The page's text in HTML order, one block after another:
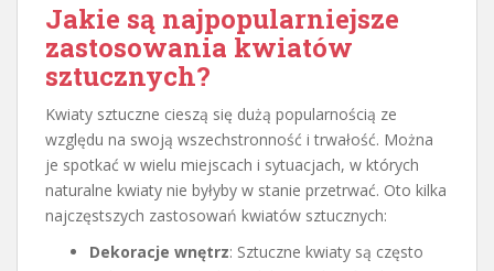
Jakie są najpopularniejsze
zastosowania kwiatów
sztucznych?
Kwiaty sztuczne cieszą się dużą popularnością ze
względu na swoją wszechstronność i trwałość. Można
je spotkać w wielu miejscach i sytuacjach, w których
naturalne kwiaty nie byłyby w stanie przetrwać. Oto kilka
najczęstszych zastosowań kwiatów sztucznych:
Dekoracje wnętrz: Sztuczne kwiaty są często